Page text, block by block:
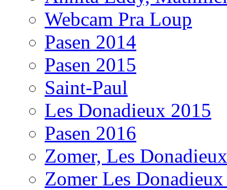
Webcam Pra Loup
Pasen 2014
Pasen 2015
Saint-Paul
Les Donadieux 2015
Pasen 2016
Zomer, Les
Zomer Les